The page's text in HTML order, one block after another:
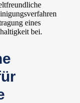
eines
bei.